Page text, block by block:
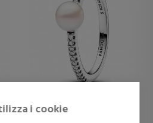
i cookie
Pandora